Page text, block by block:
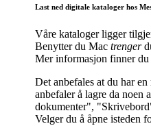
Last ned digitale kataloger hos
Våre kataloger ligger
Benytter du Mac trenger
Mer informasjon finner du
Det anbefales at du har
anbefaler å lagre da
dokumenter",
Velger du å åpne isteden